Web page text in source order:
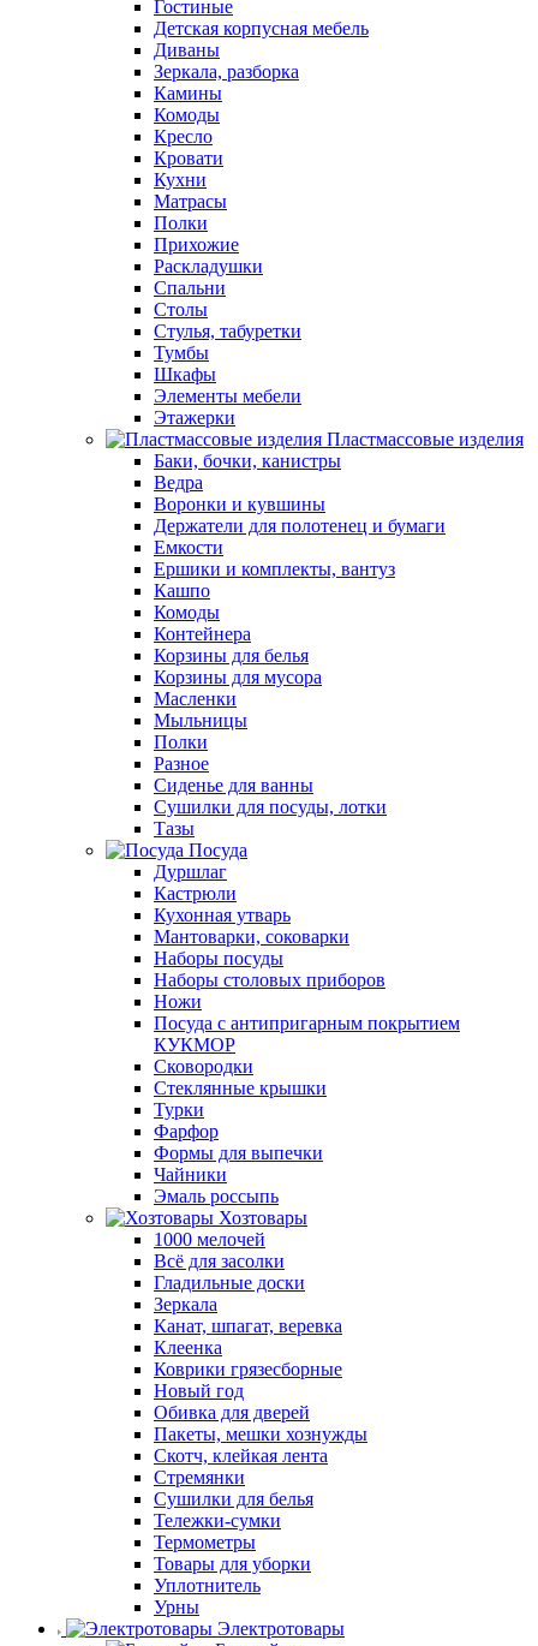
Гостиные
Детская корпусная мебель
Диваны
Зеркала, разборка
Камины
Комоды
Кресло
Кровати
Кухни
Матрасы
Полки
Прихожие
Раскладушки
Спальни
Столы
Стулья, табуретки
Тумбы
Шкафы
Элементы мебели
Этажерки
Пластмассовые изделия
Баки, бочки, канистры
Ведра
Воронки и кувшины
Держатели для полотенец и бумаги
Емкости
Ершики и комплекты, вантуз
Кашпо
Комоды
Контейнера
Корзины для белья
Корзины для мусора
Масленки
Мыльницы
Полки
Разное
Сиденье для ванны
Сушилки для посуды, лотки
Тазы
Посуда
Дуршлаг
Кастрюли
Кухонная утварь
Мантоварки, соковарки
Наборы посуды
Наборы столовых приборов
Ножи
Посуда с антипригарным покрытием
КУКМОР
Сковородки
Стеклянные крышки
Турки
Фарфор
Формы для выпечки
Чайники
Эмаль россыпь
Хозтовары
1000 мелочей
Всё для засолки
Гладильные доски
Зеркала
Канат, шпагат, веревка
Клеенка
Коврики грязесборные
Новый год
Обивка для дверей
Пакеты, мешки хознужды
Скотч, клейкая лента
Стремянки
Сушилки для белья
Тележки-сумки
Термометры
Товары для уборки
Уплотнитель
Урны
Электротовары